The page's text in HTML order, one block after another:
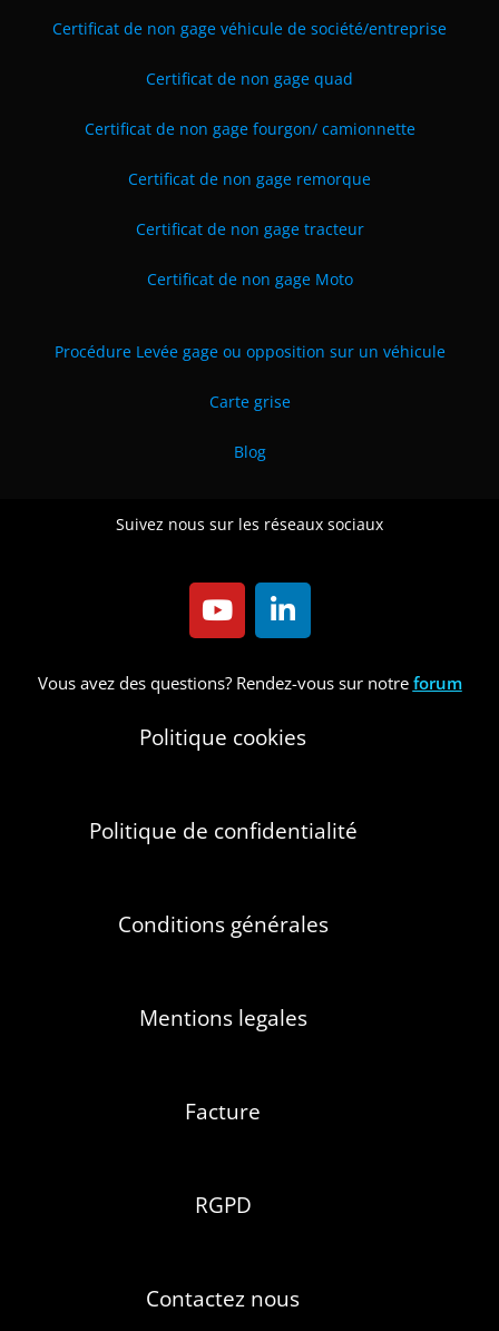
Certificat de non gage véhicule de société/entreprise
Certificat de non gage quad
Certificat de non gage fourgon/ camionnette
Certificat de non gage remorque
Certificat de non gage tracteur
Certificat de non gage Moto
Procédure Levée gage ou opposition sur un véhicule
Carte grise
Blog
Suivez nous sur les réseaux sociaux
Vous avez des questions? Rendez-vous sur notre forum
Politique cookies
Politique de confidentialité
Conditions générales
Mentions legales
Facture
RGPD
Contactez nous